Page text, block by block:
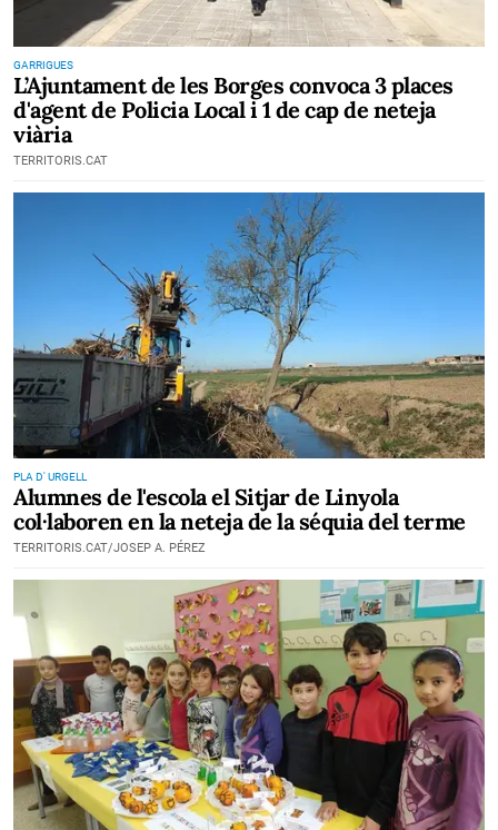
GARRIGUES
L’Ajuntament de les Borges convoca 3 places
d'agent de Policia Local i 1 de cap de neteja
viària
TERRITORIS.CAT
PLA D' URGELL
Alumnes de l'escola el Sitjar de Linyola
col·laboren en la neteja de la séquia del terme
TERRITORIS.CAT/JOSEP A. PÉREZ